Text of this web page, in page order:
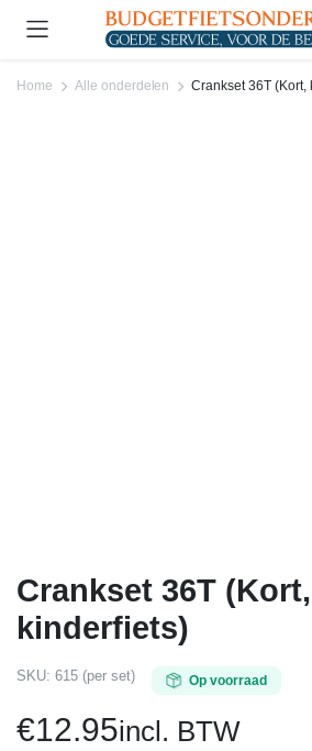
Home Alle onderdelen Crankset 36T (Kort,
Crankset 36T (Kort,
kinderfiets)
SKU: 615 (per set) Op voorraad
€12.95incl. BTW